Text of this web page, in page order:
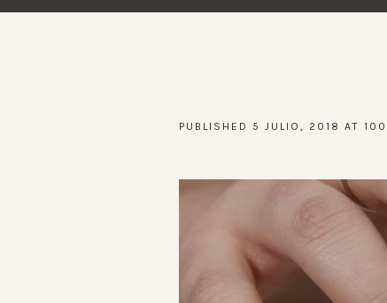
PUBLISHED 5 JULIO, 2018 AT